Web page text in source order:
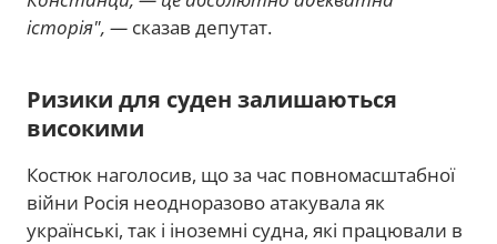
історія", — сказав депутат.
Ризики для суден залишаються
високими
Костюк наголосив, що за час повномасштабної
війни Росія неодноразово атакувала як
українські, так і іноземні судна, які працювали в